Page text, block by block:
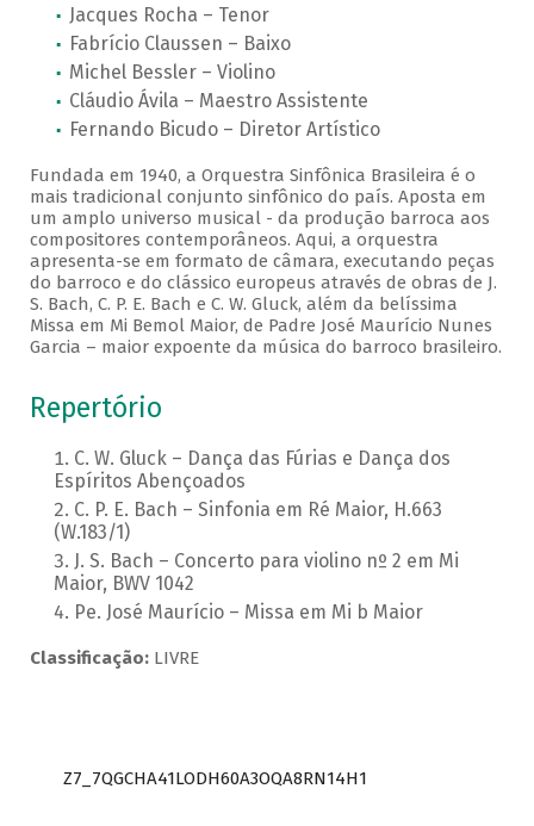
Jacques Rocha – Tenor
Fabrício Claussen – Baixo
Michel Bessler – Violino
Cláudio Ávila – Maestro Assistente
Fernando Bicudo – Diretor Artístico
Fundada em 1940, a Orquestra Sinfônica Brasileira é o
mais tradicional conjunto sinfônico do país. Aposta em
um amplo universo musical - da produção barroca aos
compositores contemporâneos. Aqui, a orquestra
apresenta-se em formato de câmara, executando peças
do barroco e do clássico europeus através de obras de J.
S. Bach, C. P. E. Bach e C. W. Gluck, além da belíssima
Missa em Mi Bemol Maior, de Padre José Maurício Nunes
Garcia – maior expoente da música do barroco brasileiro.
Repertório
C. W. Gluck – Dança das Fúrias e Dança dos
Espíritos Abençoados
C. P. E. Bach – Sinfonia em Ré Maior, H.663
(W.183/1)
J. S. Bach – Concerto para violino nº 2 em Mi
Maior, BWV 1042
Pe. José Maurício – Missa em Mi b Maior
Classificação:LIVRE
Z7_7QGCHA41LODH60A3OQA8RN14H1